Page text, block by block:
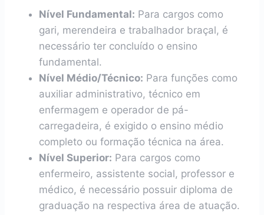
Nível Fundamental: Para cargos como
gari, merendeira e trabalhador braçal, é
necessário ter concluído o ensino
fundamental.
Nível Médio/Técnico: Para funções como
auxiliar administrativo, técnico em
enfermagem e operador de pá-
carregadeira, é exigido o ensino médio
completo ou formação técnica na área.
Nível Superior: Para cargos como
enfermeiro, assistente social, professor e
médico, é necessário possuir diploma de
graduação na respectiva área de atuação.